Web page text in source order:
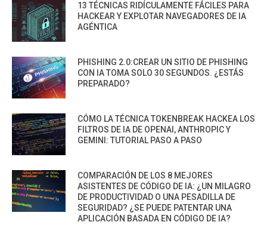
13 TÉCNICAS RIDÍCULAMENTE FÁCILES PARA
HACKEAR Y EXPLOTAR NAVEGADORES DE IA
AGÉNTICA
PHISHING 2.0:CREAR UN SITIO DE PHISHING
CON IA TOMA SOLO 30 SEGUNDOS. ¿ESTÁS
PREPARADO?
CÓMO LA TÉCNICA TOKENBREAK HACKEA LOS
FILTROS DE IA DE OPENAI, ANTHROPIC Y
GEMINI: TUTORIAL PASO A PASO
COMPARACIÓN DE LOS 8 MEJORES
ASISTENTES DE CÓDIGO DE IA: ¿UN MILAGRO
DE PRODUCTIVIDAD O UNA PESADILLA DE
SEGURIDAD? ¿SE PUEDE PATENTAR UNA
APLICACIÓN BASADA EN CÓDIGO DE IA?